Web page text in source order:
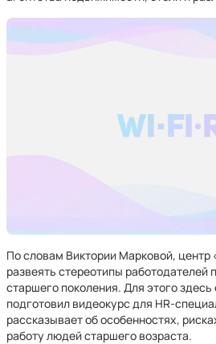
По словам Виктории Марковой, центр
развеять стереотипы работодателей
старшего поколения. Для этого
подготовил видеокурс для HR-
рассказывает об особенностях,
работу людей старшего возраста.